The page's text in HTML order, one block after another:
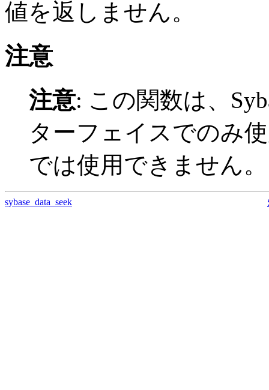
値を返しません。
注意
注意: この関数は、
ターフェイスでのみ
では使用できません。
sybase_data_seek